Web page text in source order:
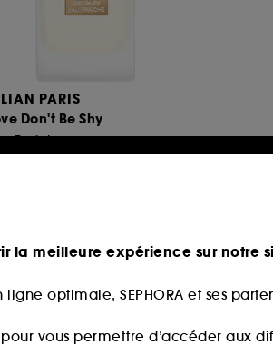
PARIS
Don't Be Shy
Fraîche
la meilleure expérience sur notre
optimale, SEPHORA et ses
pour vous permettre d’accéder aux